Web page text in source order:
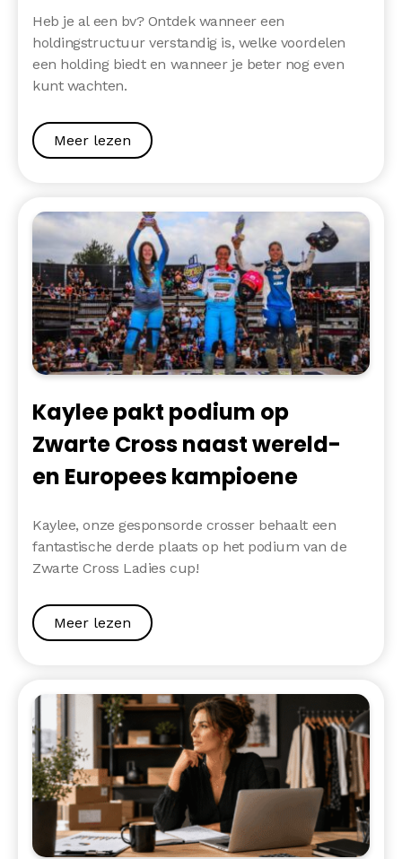
Heb je al een bv? Ontdek wanneer een
holdingstructuur verstandig is, welke voordelen
een holding biedt en wanneer je beter nog even
kunt wachten.
Meer lezen
Kaylee pakt podium op
Zwarte Cross naast wereld-
en Europees kampioene
Kaylee, onze gesponsorde crosser behaalt een
fantastische derde plaats op het podium van de
Zwarte Cross Ladies cup!
Meer lezen